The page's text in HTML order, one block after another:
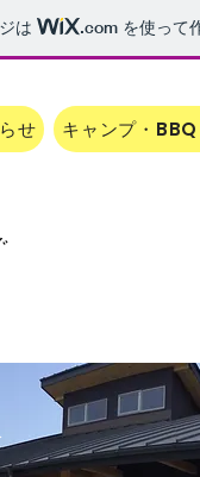
は .com を使って
せ キャンプ・